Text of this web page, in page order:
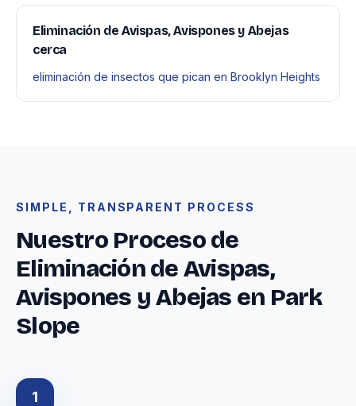
Eliminación de Avispas, Avispones y Abejas
cerca
eliminación de insectos que pican en Brooklyn Heights
SIMPLE, TRANSPARENT PROCESS
Nuestro Proceso de
Eliminación de Avispas,
Avispones y Abejas en Park
Slope
1